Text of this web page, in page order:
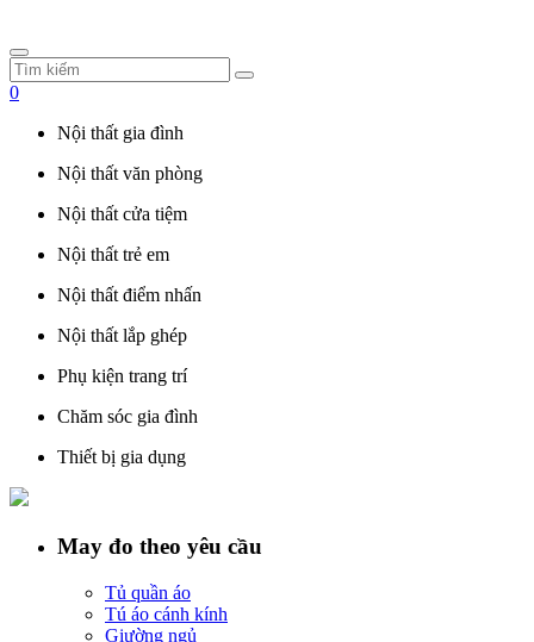
0
Nội thất gia đình
Nội thất văn phòng
Nội thất cửa tiệm
Nội thất trẻ em
Nội thất điểm nhấn
Nội thất lắp ghép
Phụ kiện trang trí
Chăm sóc gia đình
Thiết bị gia dụng
May đo theo yêu cầu
Tủ quần áo
Tú áo cánh kính
Giường ngủ